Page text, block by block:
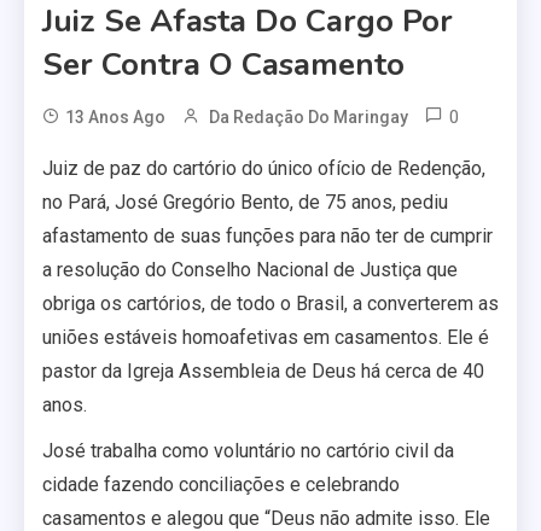
Juiz Se Afasta Do Cargo Por
Ser Contra O Casamento
13 Anos Ago Da Redação Do Maringay 0
Juiz de paz do cartório do único ofício de Redenção,
no Pará, José Gregório Bento, de 75 anos, pediu
afastamento de suas funções para não ter de cumprir
a resolução do Conselho Nacional de Justiça que
obriga os cartórios, de todo o Brasil, a converterem as
uniões estáveis homoafetivas em casamentos. Ele é
pastor da Igreja Assembleia de Deus há cerca de 40
anos.
José trabalha como voluntário no cartório civil da
cidade fazendo conciliações e celebrando
casamentos e alegou que “Deus não admite isso. Ele